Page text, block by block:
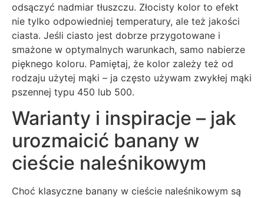
odsączyć nadmiar tłuszczu. Złocisty kolor to efekt
nie tylko odpowiedniej temperatury, ale też jakości
ciasta. Jeśli ciasto jest dobrze przygotowane i
smażone w optymalnych warunkach, samo nabierze
pięknego koloru. Pamiętaj, że kolor zależy też od
rodzaju użytej mąki – ja często używam zwykłej mąki
pszennej typu 450 lub 500.
Warianty i inspiracje – jak
urozmaicić banany w
cieście naleśnikowym
Choć klasyczne banany w cieście naleśnikowym są